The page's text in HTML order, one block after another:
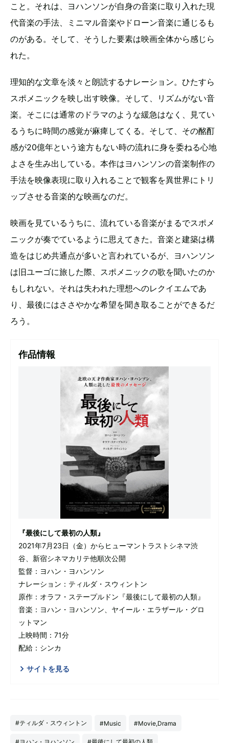
こと。それは、ヨハンソンが自身の音楽に取り入れた現
代音楽の手法、ミニマル音楽やドローン音楽に通じるも
のがある。そして、そうした要素は映画全体から感じら
れた。
理知的な文章を淡々と朗読するナレーション。ひたすら
スポメニックを映し出す映像。そして、リズムがない音
楽。そこには通常のドラマのような緩急はなく、見てい
るうちに時間の感覚が麻痺してくる。そして、その酩酊
感が20億年という途方もない時の流れに身を委ねる心地
よさを生み出している。本作はヨハンソンの音楽制作の
手法を映像表現に取り入れることで観客を異世界にトリ
ップさせる音楽的な映画なのだ。
映画を見ているうちに、流れている音楽がまるでスポメ
ニックが奏でているように思えてきた。音楽と建築は構
造をはじめ共通点が多いと言われているが、ヨハンソン
は旧ユーゴに旅した際、スポメニックの歌を聞いたのか
もしれない。それは失われた理想へのレクイエムであ
り、最後にはささやかな希望を聞き取ることができるだ
ろう。
作品情報
『最後にして最初の人類』
2021年7月23日（金）からヒューマントラストシネマ渋
谷、新宿シネマカリテ他順次公開
監督：ヨハン・ヨハンソン
ナレーション：ティルダ・スウィントン
原作：オラフ・ステープルドン『最後にして最初の人類』
音楽：ヨハン・ヨハンソン、ヤイール・エラザール・グロ
ットマン
上映時間：71分
配給：シンカ
サイトを見る
#ティルダ・スウィントン #Music #Movie,Drama